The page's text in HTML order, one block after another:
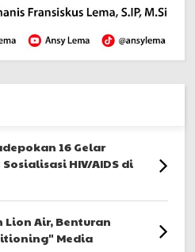
16 Gelar
HIV/AIDS di
Air, Benturan
Media